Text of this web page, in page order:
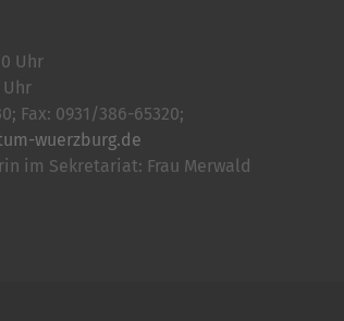
Uhr
Uhr
Fax: 0931/386-65320;
wuerzburg.de
im Sekretariat: Frau Merwald